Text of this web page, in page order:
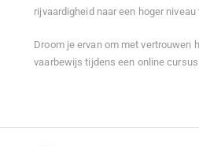
rijvaardigheid naar een hoger
Droom je ervan om met vertrouwen
vaarbewijs tijdens een online cursus